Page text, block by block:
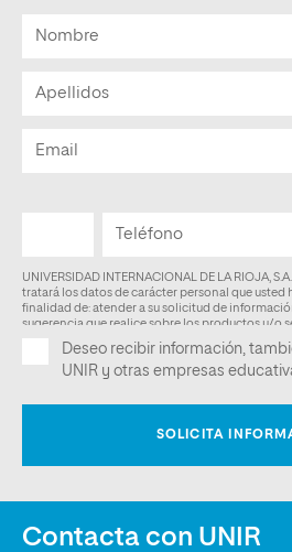
Contacta con UNIR